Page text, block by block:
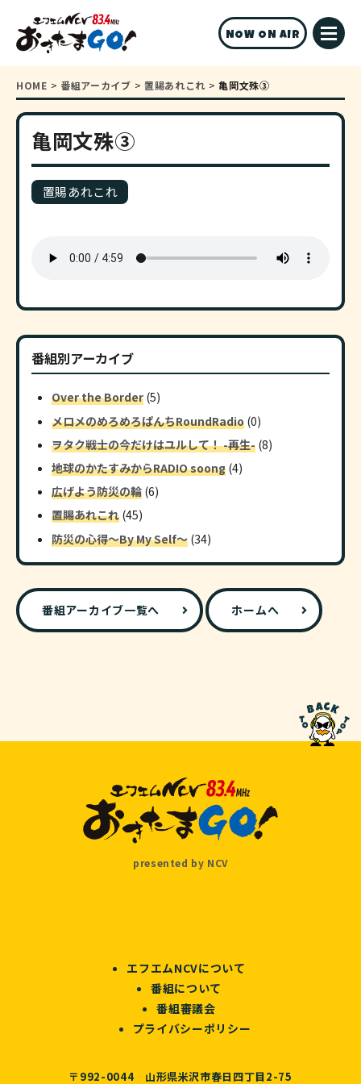
NOW ON AIR
HOME > 番組アーカイブ > 置賜あれこれ >亀岡文殊③
亀岡文殊③
置賜あれこれ
番組別アーカイブ
Over the Border (5)
メロメのめろめろぱんちRoundRadio (0)
ヲタク戦士の今だけはユルして！ -再生- (8)
地球のかたすみからRADIO soong (4)
広げよう防災の輪 (6)
置賜あれこれ (45)
防災の心得～By My Self～ (34)
番組アーカイブ一覧へ ホームへ
presented by NCV
エフエムNCVについて
番組について
番組審議会
プライバシーポリシー
〒992-0044 山形県米沢市春日四丁目2-75